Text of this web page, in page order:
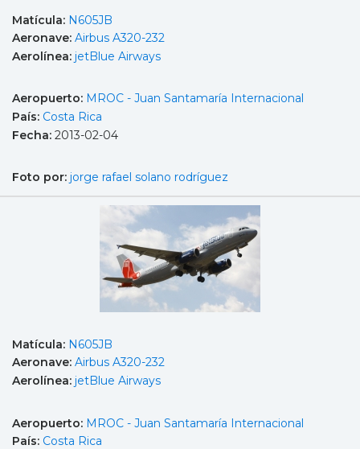
Matícula: N605JB
Aeronave: Airbus A320-232
Aerolínea: jetBlue Airways
Aeropuerto: MROC - Juan Santamaría Internacional
País: Costa Rica
Fecha: 2013-02-04
Foto por: jorge rafael solano rodríguez
Matícula: N605JB
Aeronave: Airbus A320-232
Aerolínea: jetBlue Airways
Aeropuerto: MROC - Juan Santamaría Internacional
País: Costa Rica